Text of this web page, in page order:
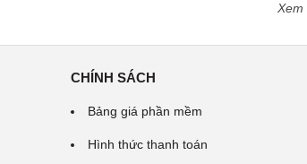
CHÍNH SÁCH
Bảng giá phần mềm
Hình thức thanh toán